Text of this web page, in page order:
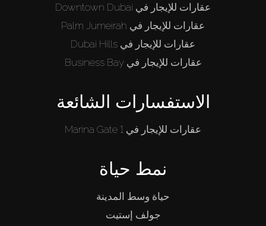
عقارات للإيجار في Downtown Dubai
عقارات للإيجار في Palm Jumeirah
عقارات للإيجار في Dubai Hills
عقارات للإيجار في Business Bay
الاستفسارات الشائعة
عقارات للإيجار في Marina Gate 1
نمط حياة
حياة وسط المدينة
جولف إستيت